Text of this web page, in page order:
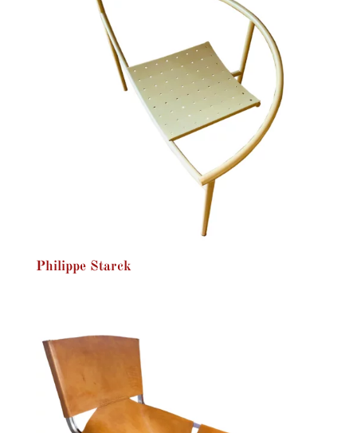
Philippe Starck